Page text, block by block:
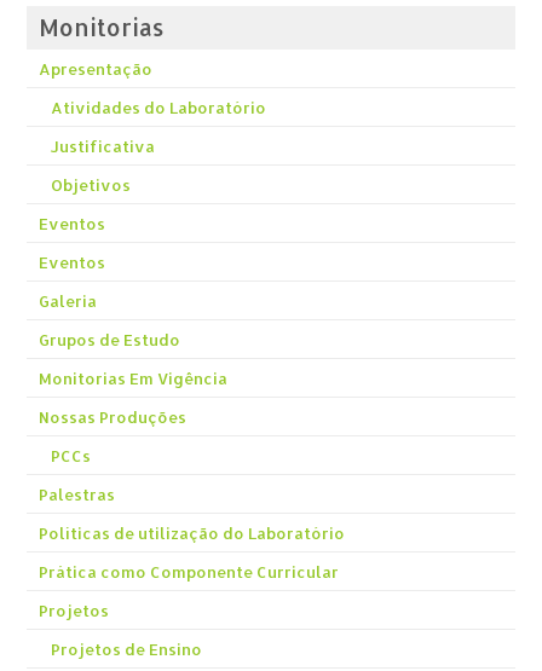
Monitorias
Apresentação
Atividades do Laboratório
Justificativa
Objetivos
Eventos
Eventos
Galeria
Grupos de Estudo
Monitorias Em Vigência
Nossas Produções
PCCs
Palestras
Políticas de utilização do Laboratório
Prática como Componente Curricular
Projetos
Projetos de Ensino